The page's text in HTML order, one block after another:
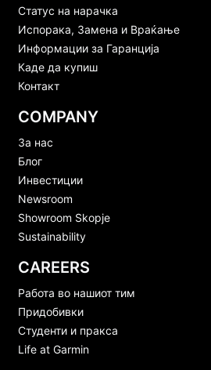
Статус на нарачка
Испорака, Замена и Враќање
Информации за Гаранција
Каде да купиш
Контакт
COMPANY
За нас
Блог
Инвестиции
Newsroom
Showroom Skopje
Sustainability
CAREERS
Работа во нашиот тим
Придобивки
Студенти и пракса
Life at Garmin